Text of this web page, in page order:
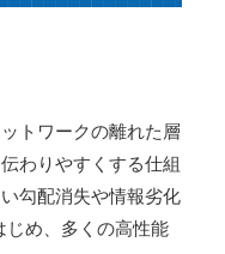
トワークの離れた層
わりやすくする仕組
勾配消失や情報劣化
じめ、多くの高性能